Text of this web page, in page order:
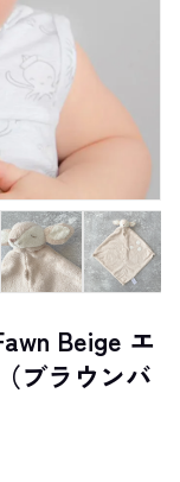
Beige エ
ブラウンバ